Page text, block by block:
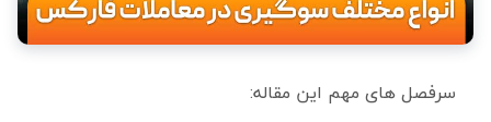
سرفصل های مهم این مقاله: